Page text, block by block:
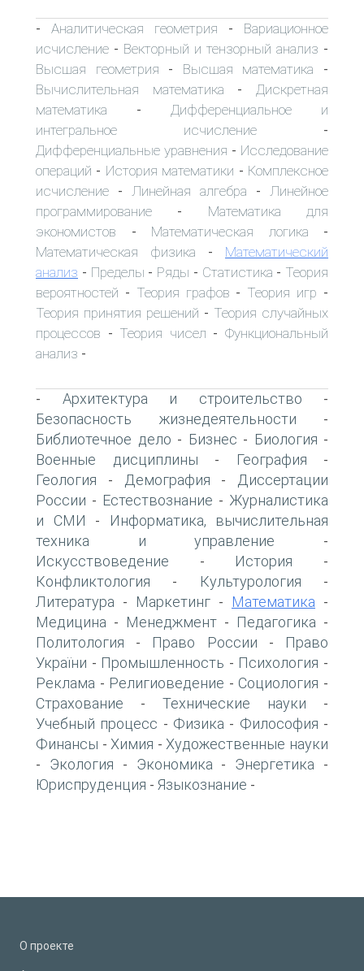
- Аналитическая геометрия - Вариационное
исчисление - Векторный и тензорный анализ -
Высшая геометрия - Высшая математика -
Вычислительная математика - Дискретная
математика - Дифференциальное и
интегральное исчисление -
Дифференциальные уравнения - Исследование
операций - История математики - Комплексное
исчисление - Линейная алгебра -
Линейное
программирование - Математика для
экономистов - Математическая логика -
Математическая физика - Математический
анализ - Пределы - Ряды - Статистика - Теория
вероятностей - Теория графов - Теория игр -
Теория принятия решений - Теория случайных
процессов - Теория чисел -Функциональный
анализ -
- Архитектура и строительство -
Безопасность жизнедеятельности -
Библиотечное дело - Бизнес - Биология -
Военные дисциплины - География -
Геология - Демография -
Диссертации
России - Естествознание - Журналистика
и СМИ -
Информатика, вычислительная
техника и управление -
Искусствоведение - История -
Конфликтология - Культурология -
Литература - Маркетинг - Математика -
Медицина - Менеджмент - Педагогика -
Политология - Право России -
Право
України - Промышленность - Психология -
Реклама - Религиоведение - Социология -
Страхование - Технические науки -
Учебный процесс - Физика - Философия -
Финансы - Химия - Художественные науки
- Экология - Экономика - Энергетика -
Юриспруденция - Языкознание -
О проекте